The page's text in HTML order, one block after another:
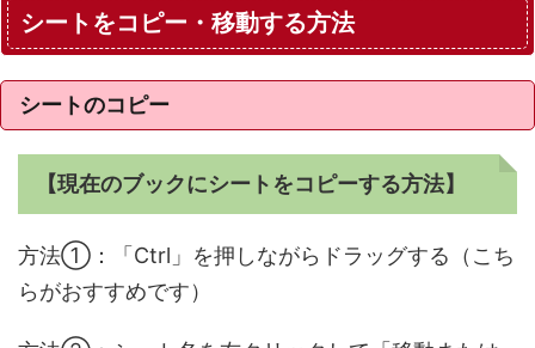
シートをコピー・移動する方法
シートのコピー
【現在のブックにシートをコピーする方法】
方法①：「Ctrl」を押しながらドラッグする（こち
らがおすすめです）